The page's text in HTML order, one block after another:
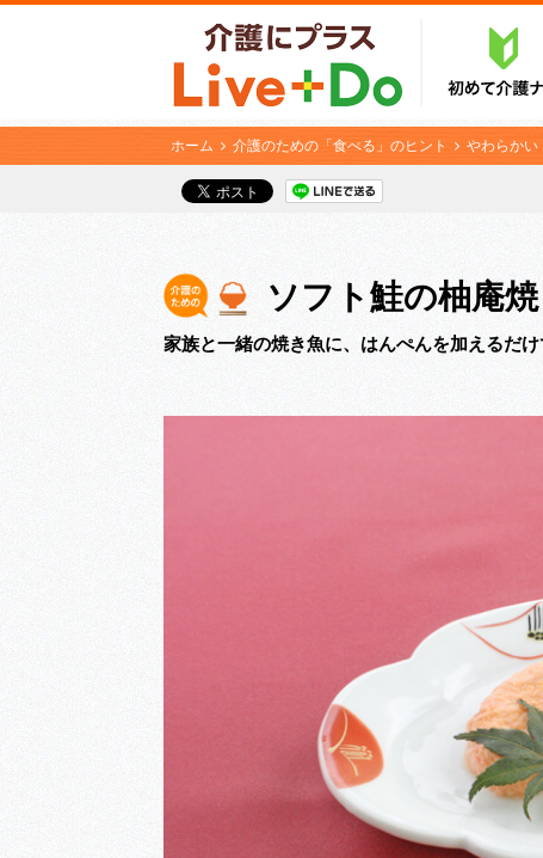
ホーム 介護のための「食べる」のヒント やわらかい
ソフト鮭の柚庵焼
家族と一緒の焼き魚に、はんぺんを加えるだ